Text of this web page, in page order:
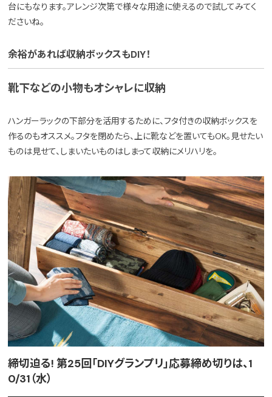
台にもなります。アレンジ次第で様々な用途に使えるので試してみてく
ださいね。
余裕があれば収納ボックスもDIY！
靴下などの小物もオシャレに収納
ハンガーラックの下部分を活用するために、フタ付きの収納ボックスを
作るのもオススメ。フタを閉めたら、上に靴などを置いてもOK。見せたい
ものは見せて、しまいたいものはしまって収納にメリハリを。
締切迫る! 第25回「DIYグランプリ」応募締め切りは、1
0/31（水）